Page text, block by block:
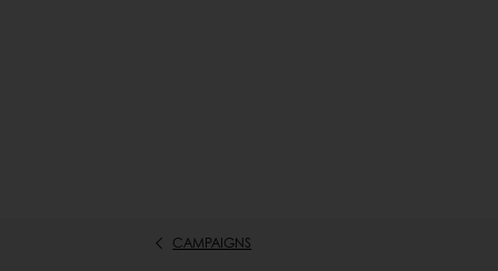
CAMPAIGNS